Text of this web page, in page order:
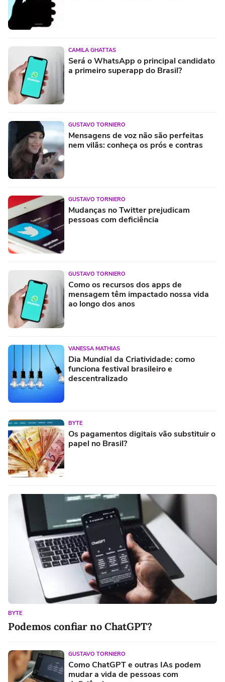
CAMILA GHATTAS
Será o WhatsApp o principal candidato
a primeiro superapp do Brasil?
GUSTAVO TORNIERO
Mensagens de voz não são perfeitas
nem vilãs: conheça os prós e contras
GUSTAVO TORNIERO
Mudanças no Twitter prejudicam
pessoas com deficiência
GUSTAVO TORNIERO
Como os recursos dos apps de
mensagem têm impactado nossa vida
ao longo dos anos
VANESSA MATHIAS
Dia Mundial da Criatividade: como
funciona festival brasileiro e
descentralizado
BYTE
Os pagamentos digitais vão substituir o
papel no Brasil?
BYTE
Podemos confiar no ChatGPT?
GUSTAVO TORNIERO
Como ChatGPT e outras IAs podem
mudar a vida de pessoas com